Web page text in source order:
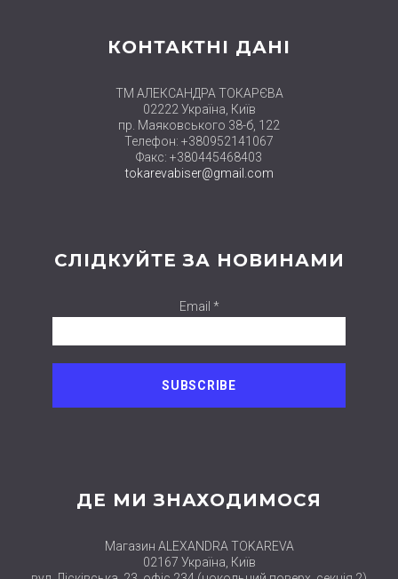
КОНТАКТНІ ДАНІ
ТМ АЛЕКСАНДРА ТОКАРЄВА
02222 Україна, Київ
пр. Маяковського 38-б, 122
Телефон: +380952141067
Факс: +380445468403
tokarevabiser@gmail.com
СЛІДКУЙТЕ ЗА НОВИНАМИ
Email *
ДЕ МИ ЗНАХОДИМОСЯ
Магазин ALEXANDRA TOKAREVA
02167 Україна, Київ